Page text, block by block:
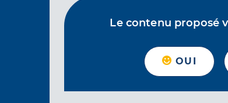
Le contenu proposé
OUI